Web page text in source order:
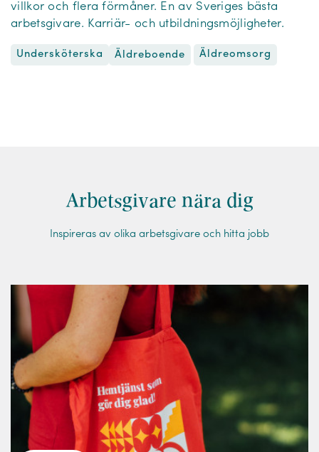
villkor och flera förmåner. En av Sveriges bästa
arbetsgivare. Karriär- och utbildningsmöjligheter.
Undersköterska Äldreboende Äldreomsorg
Arbetsgivare nära dig
Inspireras av olika arbetsgivare och hitta jobb